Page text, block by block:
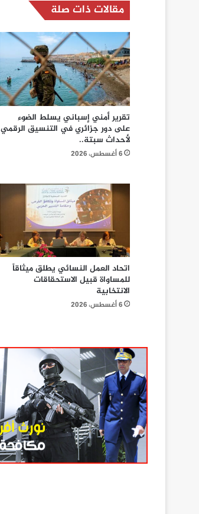
مقالات ذات صلة
تقرير أمني إسباني يسلط الضوء
على دور جزائري في التنسيق الرقمي
لأحداث سبتة..
6 أغسطس، 2026
اتحاد العمل النسائي يطلق ميثاقاً
للمساواة قبيل الاستحقاقات
الانتخابية
6 أغسطس، 2026